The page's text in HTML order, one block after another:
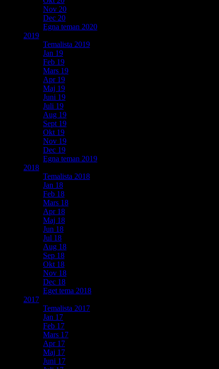
Nov 20
Dec 20
Egna teman 2020
2019
Temalista 2019
Jan 19
Feb 19
Mars 19
Apr 19
Maj 19
Juni 19
Juli 19
Aug 19
Sept 19
Okt 19
Nov 19
Dec 19
Egna teman 2019
2018
Temalista 2018
Jan 18
Feb 18
Mars 18
Apr 18
Maj 18
Jun 18
Jul 18
Aug 18
Sep 18
Okt 18
Nov 18
Dec 18
Eget tema 2018
2017
Temalista 2017
Jan 17
Feb 17
Mars 17
Apr 17
Maj 17
Juni 17